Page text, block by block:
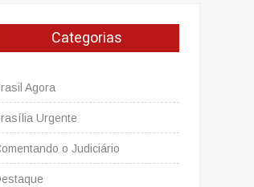
Categorias
Agora
Urgente
o Judiciário